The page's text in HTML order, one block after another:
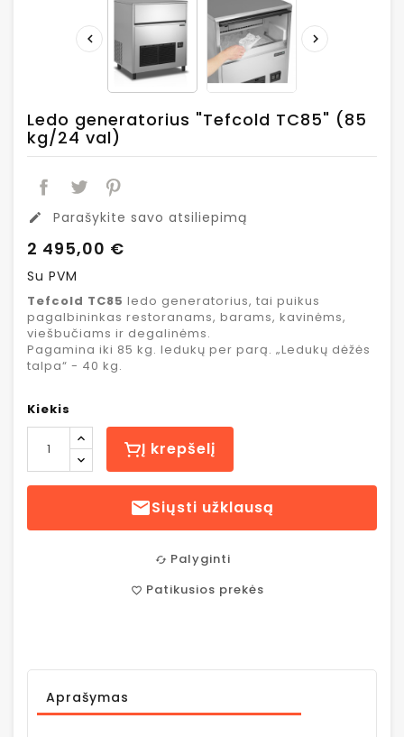
 
Ledo generatorius "Tefcold TC85" (85
kg/24 val)
edit Parašykite savo atsiliepimą
2 495,00 €
Su PVM
Tefcold TC85 ledo generatorius, tai puikus
pagalbininkas restoranams, barams, kavinėms,
viešbučiams ir degalinėms.
Pagamina iki 85 kg. ledukų per parą. „Ledukų dėžės
talpa“ - 40 kg.
Kiekis
Į krepšelį
Siųsti užklausą
cached Palyginti
favorite_border Patikusios prekės
Aprašymas